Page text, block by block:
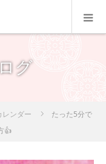
グ
ンダー
たった5分で
👍